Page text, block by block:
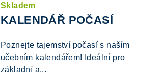
Skladem
KALENDÁŘ POČASÍ
Poznejte tajemství počasí s naším
učebním kalendářem! Ideální pro
základní a...